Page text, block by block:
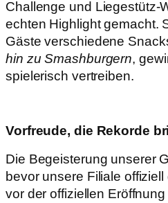
Challenge und Liegestütz-
echten Highlight gemacht.
Gäste verschiedene
hin zu Smashburgern,
spielerisch vertreiben.
Vorfreude, die Rekorde
Die Begeisterung unserer
bevor unsere Filiale
vor der offiziellen